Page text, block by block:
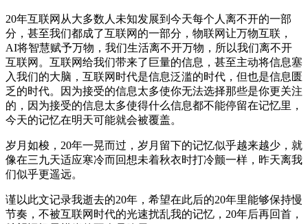
20年互联网从大多数人未知发展到今天每个人离不开的一部
分，甚至我们都成了互联网的一部分，物联网让万物互联，
AI将智慧赋予万物，我们生活离不开万物，所以我们离不开
互联网。互联网给我们带来了巨量的信息，甚至主动将信息塞
入我们的大脑，互联网时代是信息泛滥的时代，但也是信息匮
乏的时代。因为接受的信息太多使你无法选择那些是你更关注
的，因为接受的信息太多使得什么信息都不能停留在记忆里，
今天的记忆在明天可能就会被覆盖。
岁月如梭，20年一晃而过，岁月留下的记忆似乎越来越少，就
像在三九天适应寒冷而回想未着秋衣时打冷颤一样，昨天离我
们似乎更遥远。
谨以此文记录我逝去的20年，希望在此后的20年里能够保持慢
节奏，不被互联网时代的光速扰乱我的记忆，20年后再回首，